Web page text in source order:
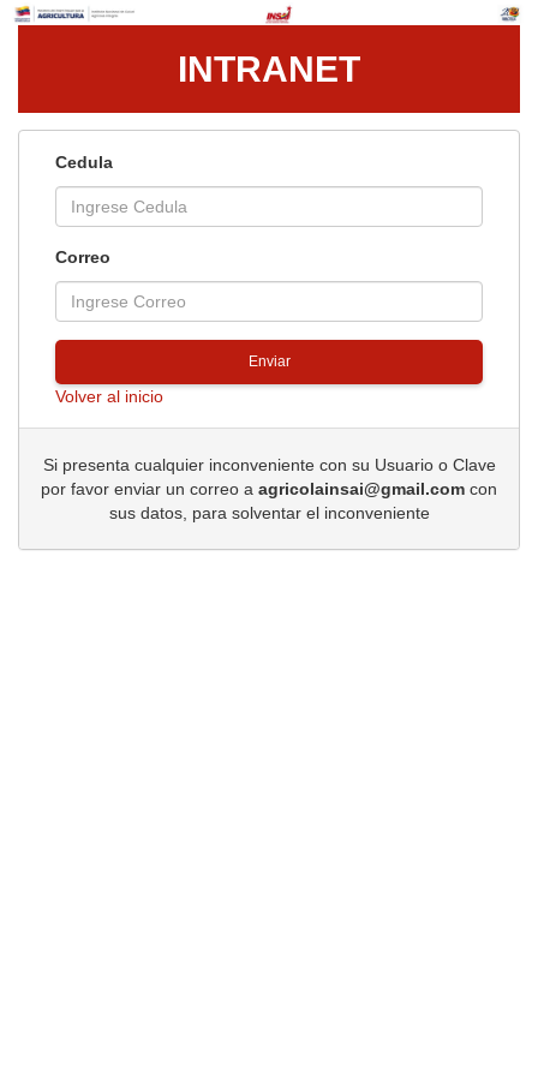
INTRANET
Cedula
Correo
Enviar
Volver al inicio
Si presenta cualquier inconveniente con su Usuario o Clave
por favor enviar un correo a agricolainsai@gmail.com con
sus datos, para solventar el inconveniente